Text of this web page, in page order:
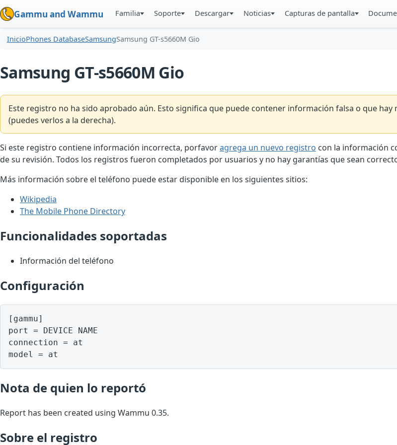
Gammu and Wammu Familia Soporte Descargar Noticias Capturas de pantalla
InicioPhones DatabaseSamsungSamsung GT-s5660M Gio
Samsung GT-s5660M Gio
Este registro no ha sido aprobado aún. Esto significa que puede contener información falsa o que
(puedes verlos a la derecha).
Si este registro contiene información incorrecta, porfavoragrega un nuevo registro con la información
de su revisión. Todos los registros fueron completados por usuarios y no hay garantías que sean
Más información sobre el teléfono puede estar disponible en los siguientes sitios:
Wikipedia
The Mobile Phone Directory
Funcionalidades soportadas
Información del teléfono
Configuración
[gammu]
port = DEVICE NAME
connection = at
model = at
Nota de quien lo reportó
Report has been created using Wammu 0.35.
Sobre el registro